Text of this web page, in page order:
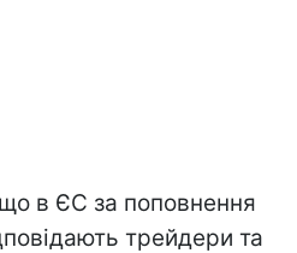
в ЄС за поповнення
трейдери та